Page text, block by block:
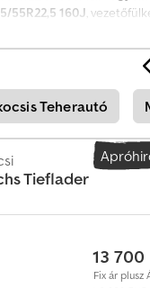
55R22,5 160J ,
mintaképek --,
Teherautó
Tieflader
13 700
Fix ár plusz